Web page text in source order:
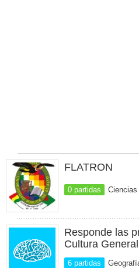
FLATRON
0 partidas Ciencias
Responde las
Cultura General
6 partidas